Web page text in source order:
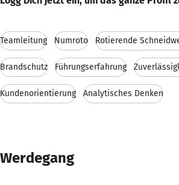
Teamleitung Numroto Rotierende
Brandschutz Führungserfahrung
Kundenorientierung Analytisches Denken
Werdegang